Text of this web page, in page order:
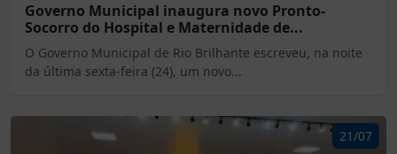
Governo Municipal inaugura novo Pronto-
Socorro do Hospital e Maternidade de...
O Governo Municipal de Rio Brilhante escreveu, na noite
da última sexta-feira (24), um novo...
21/07